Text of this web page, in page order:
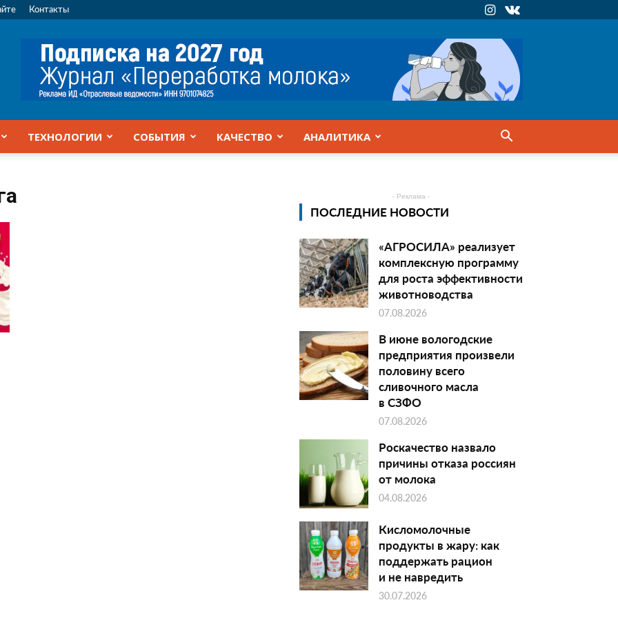
Контакты
ТЕХНОЛОГИИ СОБЫТИЯ КАЧЕСТВО АНАЛИТИКА
- Реклама -
ПОСЛЕДНИЕ НОВОСТИ
«АГРОСИЛА» реализует
комплексную программу
для роста эффективности
животноводства
07.08.2026
В июне вологодские
предприятия произвели
половину всего
сливочного масла
в СЗФО
07.08.2026
Роскачество назвало
причины отказа россиян
от молока
04.08.2026
Кисломолочные
продукты в жару: как
поддержать рацион
и не навредить
30.07.2026